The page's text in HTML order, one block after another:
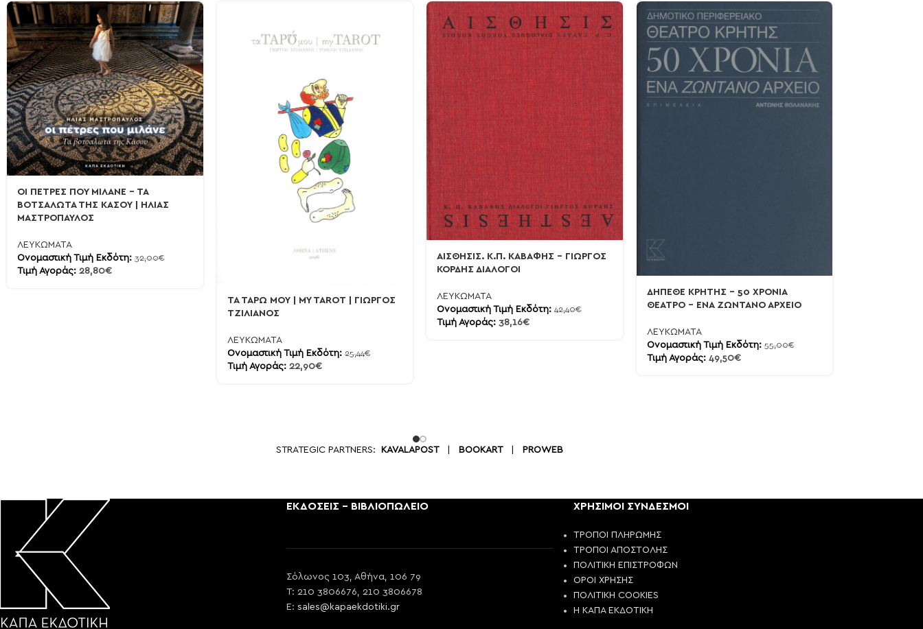
ΟΙ ΠΕΤΡΕΣ ΠΟΥ ΜΙΛΑΝΕ – ΤΑ
ΒΟΤΣΑΛΩΤΑ ΤΗΣ ΚΑΣΟΥ | ΗΛΙΑΣ
ΜΑΣΤΡΟΠΑΥΛΟΣ
ΛΕΥΚΩΜΑΤΑ
Ονομαστική Τιμή Εκδότη: 32,00€
Τιμή Αγοράς: 28,80€
ΤΑ ΤΑΡΩ ΜΟΥ | MY TAROT | ΓΙΩΡΓΟΣ
ΤΖΙΛΙΑΝΟΣ
ΛΕΥΚΩΜΑΤΑ
Ονομαστική Τιμή Εκδότη:25,44€
Τιμή Αγοράς: 22,90€
ΑΙΣΘΗΣΙΣ. Κ.Π. ΚΑΒΑΦΗΣ – ΓΙΩΡΓΟΣ
ΚΟΡΔΗΣ ΔΙΑΛΟΓΟΙ
ΛΕΥΚΩΜΑΤΑ
Ονομαστική Τιμή Εκδότη: 42,40€
Τιμή Αγοράς: 38,16€
ΔΗΠΕΘΕ ΚΡΗΤΗΣ – 50 ΧΡΟΝΙΑ
ΘΕΑΤΡΟ – ΕΝΑ ΖΩΝΤΑΝΟ ΑΡΧΕΙΟ
ΛΕΥΚΩΜΑΤΑ
Ονομαστική Τιμή Εκδότη:55,00€
Τιμή Αγοράς: 49,50€
STRATEGIC PARTNERS: KAVALAPOST| BOOKART| PROWEB
ΕΚΔΟΣΕΙΣ - ΒΙΒΛΙΟΠΩΛΕΙΟ
Σόλωνος 103, Αθήνα, 106 79
T: 210 3806676, 210 3806678
E:sales@kapaekdotiki.gr
ΧΡΗΣΙΜΟΙ ΣΥΝΔΕΣΜΟΙ
ΤΡΟΠΟΙ ΠΛΗΡΩΜΗΣ
ΤΡΟΠΟΙ ΑΠΟΣΤΟΛΗΣ
ΠΟΛΙΤΙΚΗ ΕΠΙΣΤΡΟΦΩΝ
ΟΡΟΙ ΧΡΗΣΗΣ
ΠΟΛΙΤΙΚΗ COOKIES
Η ΚΑΠΑ ΕΚΔΟΤΙΚΗ